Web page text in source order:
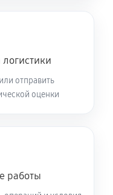
отправить
оценки
работы